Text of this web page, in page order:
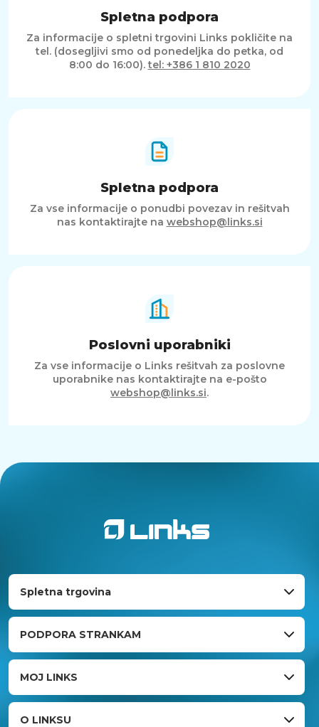
Spletna podpora
Za informacije o spletni trgovini Links pokličite na
tel. (dosegljivi smo od ponedeljka do petka, od
8:00 do 16:00).tel: +386 1 810 2020
Spletna podpora
Za vse informacije o ponudbi povezav in rešitvah
nas kontaktirajte na webshop@links.si
Poslovni uporabniki
Za vse informacije o Links rešitvah za poslovne
uporabnike nas kontaktirajte na e-pošto
webshop@links.si.
Spletna trgovina
PODPORA STRANKAM
MOJ LINKS
O LINKSU